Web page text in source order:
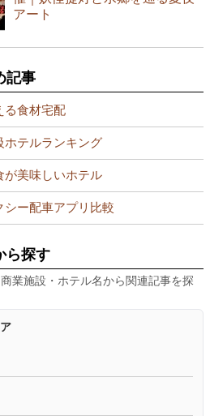
アート
記事
る食材宅配
ホテルランキング
が美味しいホテル
シー配車アプリ比較
ら探す
業施設・ホテル名から関連記事を探